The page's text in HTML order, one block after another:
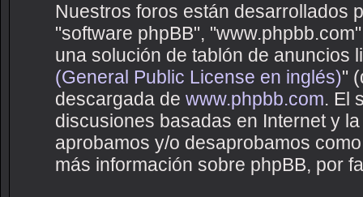
Nuestros foros están desarrollados
"software phpBB",
una solución de tablón de anuncios
(General Public License en inglés)"
descargada de www.phpbb.com. El
discusiones basadas en Internet y
aprobamos y/o desaprobamos
más información sobre phpBB, por